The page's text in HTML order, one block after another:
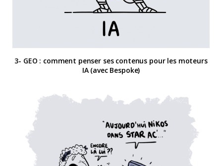
3- GEO : comment penser ses contenus pour les moteurs
IA (avec Bespoke)